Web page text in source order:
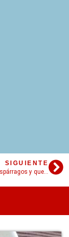
SIGUIENTE
Cómo cocinar Espárragos y que no queden duros